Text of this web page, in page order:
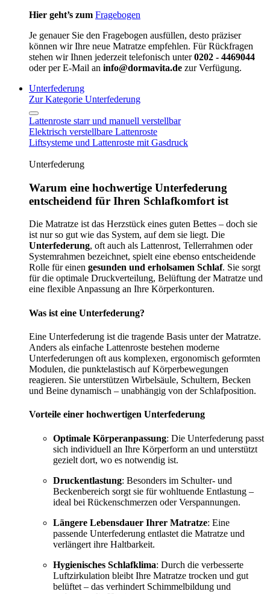
Hier geht’s zum Fragebogen
Je genauer Sie den Fragebogen ausfüllen, desto präziser
können wir Ihre neue Matratze empfehlen. Für Rückfragen
stehen wir Ihnen jederzeit telefonisch unter0202 - 4469044
oder per E-Mail an info@dormavita.de zur Verfügung.
Unterfederung
Zur Kategorie Unterfederung
Lattenroste starr und manuell verstellbar
Elektrisch verstellbare Lattenroste
Liftsysteme und Lattenroste mit Gasdruck
Unterfederung
Warum eine hochwertige Unterfederung
entscheidend für Ihren Schlafkomfort ist
Die Matratze ist das Herzstück eines guten Bettes – doch sie
ist nur so gut wie das System, auf dem sie liegt. Die
Unterfederung, oft auch als Lattenrost, Tellerrahmen oder
Systemrahmen bezeichnet, spielt eine ebenso entscheidende
Rolle für einen gesunden und erholsamen Schlaf. Sie sorgt
für die optimale Druckverteilung, Belüftung der Matratze und
eine flexible Anpassung an Ihre Körperkonturen.
Was ist eine Unterfederung?
Eine Unterfederung ist die tragende Basis unter der Matratze.
Anders als einfache Lattenroste bestehen moderne
Unterfederungen oft aus komplexen, ergonomisch geformten
Modulen, die punktelastisch auf Körperbewegungen
reagieren. Sie unterstützen Wirbelsäule, Schultern, Becken
und Beine dynamisch – unabhängig von der Schlafposition.
Vorteile einer hochwertigen Unterfederung
Optimale Körperanpassung: Die Unterfederung passt
sich individuell an Ihre Körperform an und unterstützt
gezielt dort, wo es notwendig ist.
Druckentlastung: Besonders im Schulter- und
Beckenbereich sorgt sie für wohltuende Entlastung –
ideal bei Rückenschmerzen oder Verspannungen.
Längere Lebensdauer Ihrer Matratze: Eine
passende Unterfederung entlastet die Matratze und
verlängert ihre Haltbarkeit.
Hygienisches Schlafklima: Durch die verbesserte
Luftzirkulation bleibt Ihre Matratze trocken und gut
belüftet – das verhindert Schimmelbildung und